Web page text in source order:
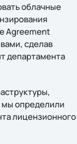
облачные
Agreement
сделав
департамента
определили
лицензионного